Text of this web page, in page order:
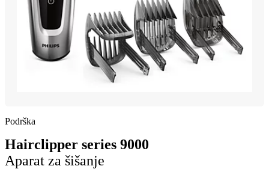
Podrška
Hairclipper series 9000
Aparat za šišanje